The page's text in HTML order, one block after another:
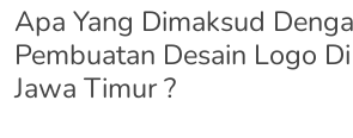
Apa Yang Dimaksud
Pembuatan Desain Logo
Jawa Timur ?